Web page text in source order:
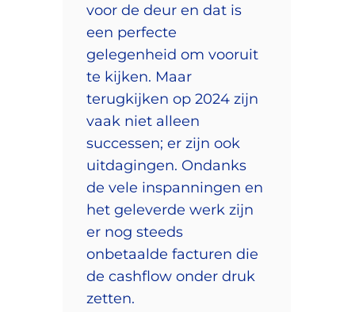
voor de deur en dat is
een perfecte
gelegenheid om vooruit
te kijken. Maar
terugkijken op 2024 zijn
vaak niet alleen
successen; er zijn ook
uitdagingen. Ondanks
de vele inspanningen en
het geleverde werk zijn
er nog steeds
onbetaalde facturen die
de cashflow onder druk
zetten.